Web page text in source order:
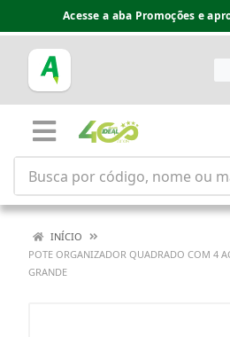
Acesse a aba Promoções e
INÍCIO
POTE ORGANIZADOR QUADRADO COM 4
GRANDE